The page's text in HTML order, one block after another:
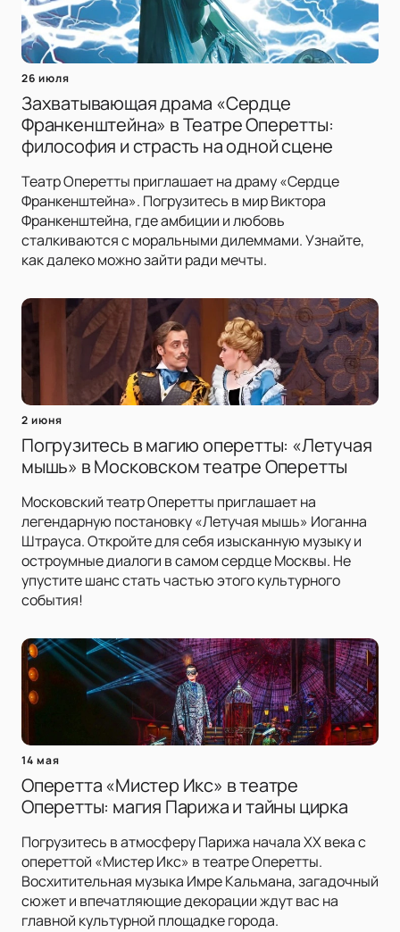
26 июля
Захватывающая драма «Сердце
Франкенштейна» в Театре Оперетты:
философия и страсть на одной сцене
Театр Оперетты приглашает на драму «Сердце
Франкенштейна». Погрузитесь в мир Виктора
Франкенштейна, где амбиции и любовь
сталкиваются с моральными дилеммами. Узнайте,
как далеко можно зайти ради мечты.
2 июня
Погрузитесь в магию оперетты: «Летучая
мышь» в Московском театре Оперетты
Московский театр Оперетты приглашает на
легендарную постановку «Летучая мышь» Иоганна
Штрауса. Откройте для себя изысканную музыку и
остроумные диалоги в самом сердце Москвы. Не
упустите шанс стать частью этого культурного
события!
14 мая
Оперетта «Мистер Икс» в театре
Оперетты: магия Парижа и тайны цирка
Погрузитесь в атмосферу Парижа начала XX века с
опереттой «Мистер Икс» в театре Оперетты.
Восхитительная музыка Имре Кальмана, загадочный
сюжет и впечатляющие декорации ждут вас на
главной культурной площадке города.